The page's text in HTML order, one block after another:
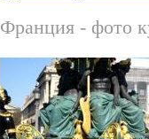
Франция - фото